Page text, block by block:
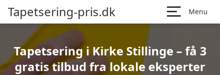
Tapetsering-pris.dk Menu
Tapetsering i Kirke Stillinge – få 3
gratis tilbud fra lokale eksperter